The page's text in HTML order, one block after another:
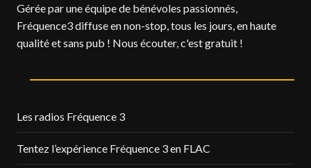
Gérée par une équipe de bénévoles passionnés,
Fréquence3 diffuse en non-stop, tous les jours, en haute
qualité et sans pub ! Nous écouter, c'est gratuit !
Les radios Fréquence 3
Tentez l’expérience Fréquence 3 en FLAC